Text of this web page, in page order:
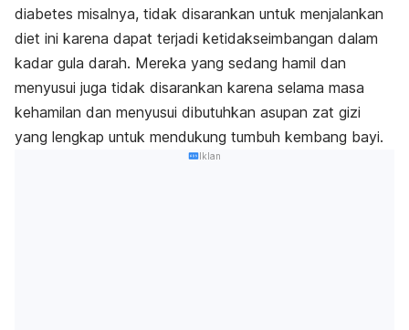
diabetes misalnya, tidak disarankan untuk menjalankan
diet ini karena dapat terjadi ketidakseimbangan dalam
kadar gula darah. Mereka yang sedang hamil dan
menyusui juga tidak disarankan karena selama masa
kehamilan dan menyusui dibutuhkan asupan zat gizi
yang lengkap untuk mendukung tumbuh kembang bayi.
Iklan